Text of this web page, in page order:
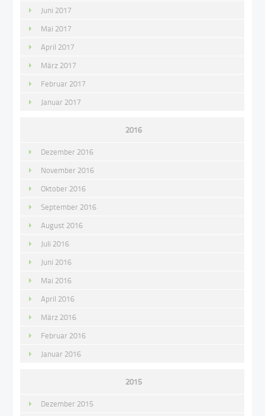
Juni 2017
Mai 2017
April 2017
März 2017
Februar 2017
Januar 2017
2016
Dezember 2016
November 2016
Oktober 2016
September 2016
August 2016
Juli 2016
Juni 2016
Mai 2016
April 2016
März 2016
Februar 2016
Januar 2016
2015
Dezember 2015